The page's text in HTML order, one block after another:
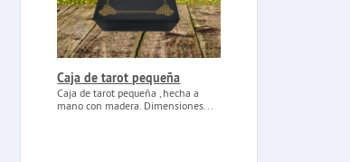
Caja de tarot pequeña
Caja de tarot pequeña , hecha a
mano con madera. Dimensiones...